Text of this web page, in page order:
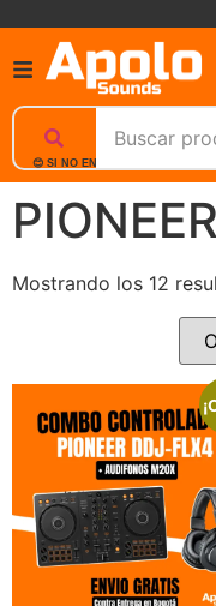
😊 SI NO ENCUENTRAS UN
Mostrando los 12